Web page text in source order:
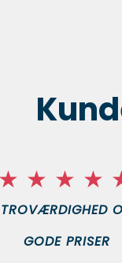
TROVÆRDIGHED
GODE PRISER